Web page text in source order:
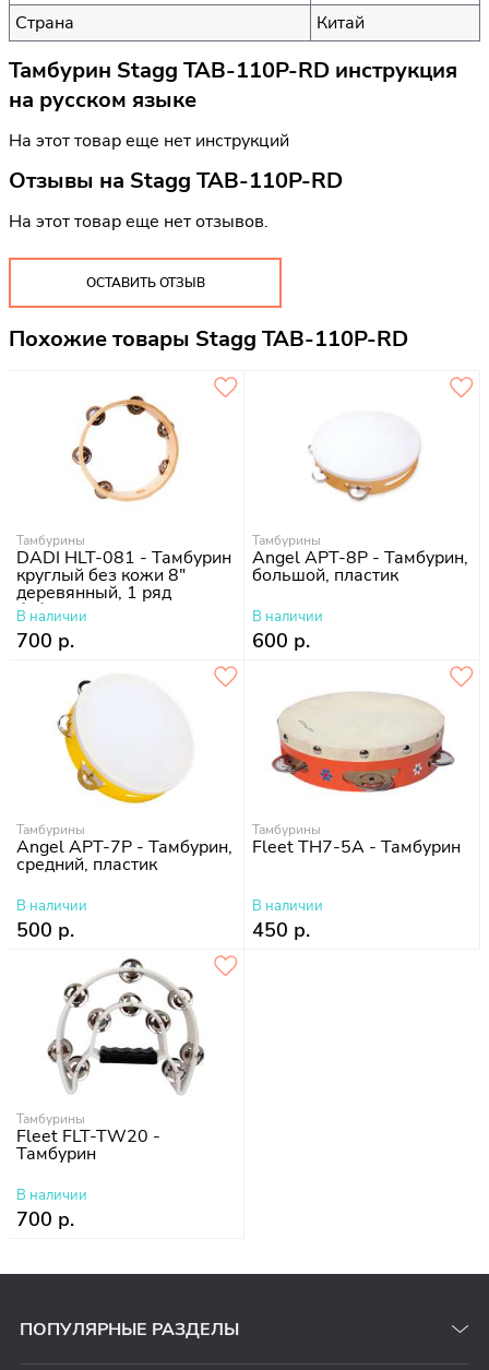
Страна
Китай
Тамбурин Stagg TAB-110P-RD инструкция
на русском языке
На этот товар еще нет инструкций
Отзывы на Stagg TAB-110P-RD
На этот товар еще нет отзывов.
ОСТАВИТЬ ОТЗЫВ
Похожие товары Stagg TAB-110P-RD
Тамбурины
DADI HLT-081 - Тамбурин
круглый без кожи 8"
деревянный, 1 ряд
бубенцов
В наличии
700 р.
Тамбурины
Angel APT-8P - Тамбурин,
большой, пластик
В наличии
600 р.
Тамбурины
Angel APT-7P - Тамбурин,
средний, пластик
В наличии
500 р.
Тамбурины
Fleet TH7-5A - Тамбурин
В наличии
450 р.
Тамбурины
Fleet FLT-TW20 -
Тамбурин
В наличии
700 р.
ПОПУЛЯРНЫЕ РАЗДЕЛЫ